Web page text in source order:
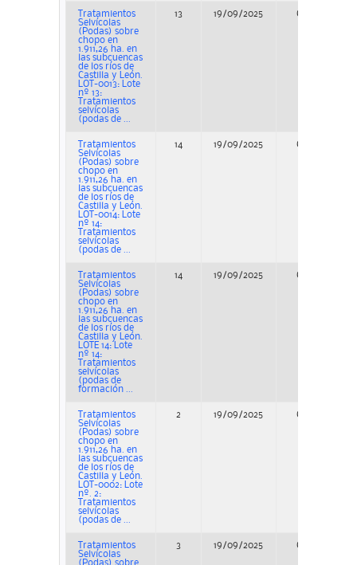
Tratamientos
Selvícolas
(Podas) sobre
chopo en
1.911,26 ha. en
las subcuencas
de los ríos de
Castilla y León.
LOT-0013: Lote
nº 13:
Tratamientos
selvícolas
(podas de ...
13 19/09/2025 Concurso
Tratamientos
Selvícolas
(Podas) sobre
chopo en
1.911,26 ha. en
las subcuencas
de los ríos de
Castilla y León.
LOT-0014: Lote
nº 14:
Tratamientos
selvícolas
(podas de ...
14 19/09/2025 Concurso
Tratamientos
Selvícolas
(Podas) sobre
chopo en
1.911,26 ha. en
las subcuencas
de los ríos de
Castilla y León.
LOTE 14: Lote
nº 14:
Tratamientos
selvícolas
(podas de
formación ...
14 19/09/2025 Concurso
Tratamientos
Selvícolas
(Podas) sobre
chopo en
1.911,26 ha. en
las subcuencas
de los ríos de
Castilla y León.
LOT-0002: Lote
nº. 2:
Tratamientos
selvícolas
(podas de ...
2 19/09/2025 Concurso
Tratamientos
Selvícolas
(Podas) sobre
3 19/09/2025 Concurso